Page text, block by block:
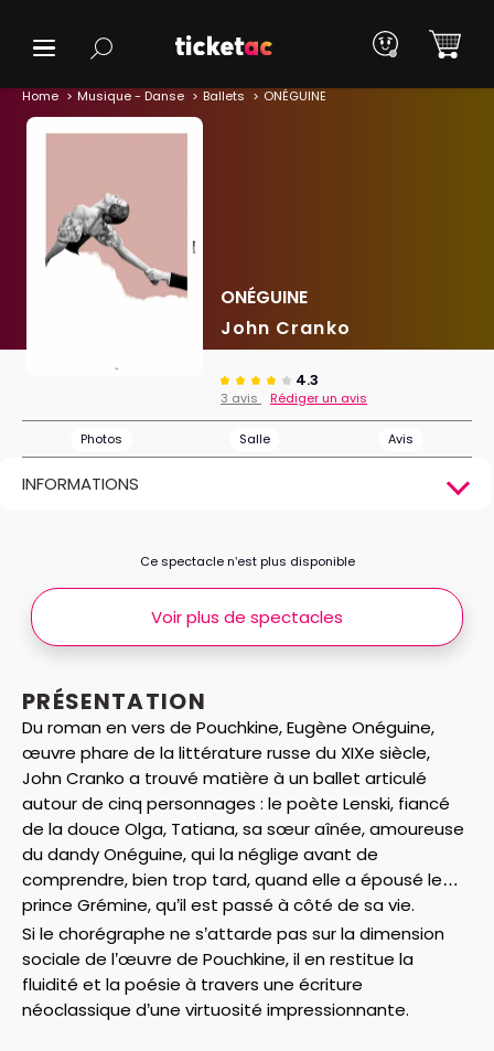
Home Musique - Danse Ballets ONÉGUINE
ONÉGUINE
John Cranko
4.3
3 avis Rédiger un avis
Photos Salle Avis
INFORMATIONS
PRÉSENTATION
Du roman en vers de Pouchkine, Eugène Onéguine,
œuvre phare de la littérature russe du XIXe siècle,
John Cranko a trouvé matière à un ballet articulé
autour de cinq personnages : le poète Lenski, fiancé
de la douce Olga, Tatiana, sa sœur aînée, amoureuse
du dandy Onéguine, qui la néglige avant de
comprendre, bien trop tard, quand elle a épousé le
prince Grémine, qu’il est passé à côté de sa vie.
Si le chorégraphe ne s’attarde pas sur la dimension
sociale de l’œuvre de Pouchkine, il en restitue la
fluidité et la poésie à travers une écriture
néoclassique d’une virtuosité impressionnante.
Ce spectacle n’est plus disponible
Voir plus de spectacles